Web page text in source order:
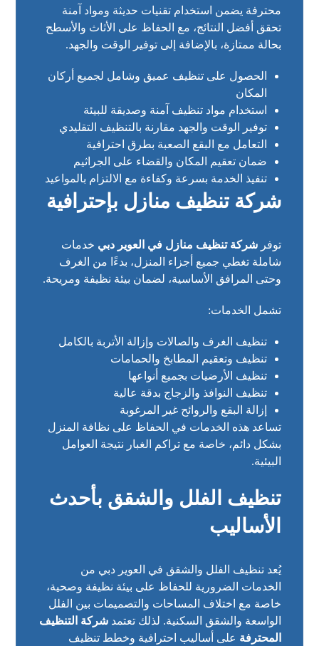
محترفة يضمن استخدام تقنيات حديثة ومواد آمنة
تحقق أفضل النتائج، مع الحفاظ على الأثاث والأسطح
بحالة ممتازة، بالإضافة إلى توفير الوقت والجهد.
الحصول على تنظيف عميق وشامل لجميع أركان
المكان
استخدام مواد تنظيف آمنة وصديقة للبيئة
توفير الوقت والجهد مقارنة بالتنظيف التقليدي
التعامل مع البقع الصعبة بطرق احترافية
ضمان تعقيم المكان والقضاء على الجراثيم
تنفيذ الخدمة بسرعة وكفاءة مع الالتزام بالمواعيد
شركة تنظيف منازل بإحترافية
توفرشركة تنظيف منازل في العوير دبي خدمات
شاملة تغطي جميع أجزاء المنزل، بدءًا من الغرف
وحتى المرافق الأساسية، لضمان بيئة نظيفة ومريحة.
تشمل الخدمات:
تنظيف الغرف والصالات وإزالة الأتربة بالكامل
تنظيف وتعقيم المطابخ والحمامات
تنظيف الأرضيات بجميع أنواعها
تنظيف النوافذ والزجاج بدقة عالية
إزالة البقع والروائح غير المرغوبة
تساعد هذه الخدمات في الحفاظ على نظافة المنزل
بشكل دائم، خاصة مع تراكم الغبار نتيجة العوامل
البيئية.
تنظيف الفلل والشقق بأحدث
الأساليب
يُعد تنظيف الفلل والشقق في العوير دبي من
الخدمات الضرورية للحفاظ على بيئة نظيفة وصحية،
خاصة مع اختلاف المساحات والتصميمات بين الفلل
الواسعة والشقق السكنية. لذلك تعتمدشركة التنظيف
المحترفة على أساليب احترافية وخطط تنظيف